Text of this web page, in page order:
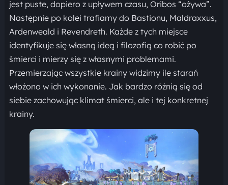
jest puste, dopiero z upływem czasu, Oribos “ożywa”.
Następnie po kolei trafiamy do Bastionu, Maldraxxus,
Ardenweald i Revendreth. Każde z tych miejsce
identyfikuje się własną ideą i filozofią co robić po
śmierci i mierzy się z własnymi problemami.
Przemierzając wszystkie krainy widzimy ile starań
włożono w ich wykonanie. Jak bardzo różnią się od
siebie zachowując klimat śmierci, ale i tej konkretnej
krainy.